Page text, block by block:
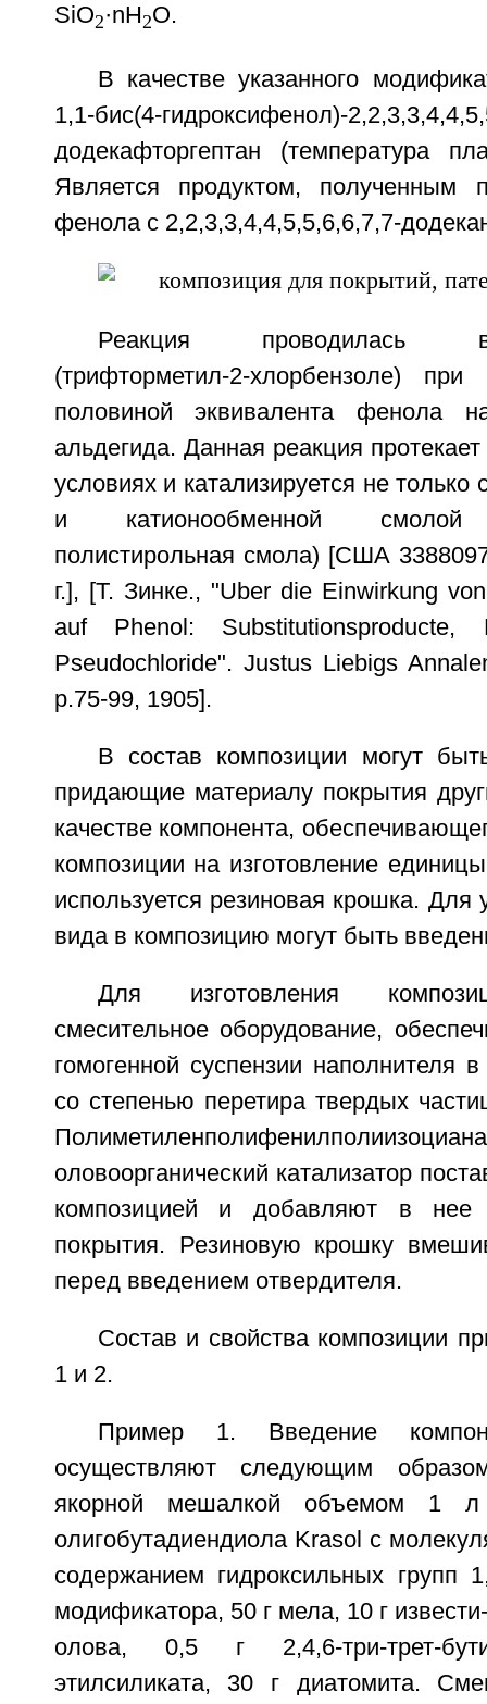
SiO2·nH2O.
В качестве указанного
1,1-бис(4-гидроксифенол)-
додекафторгептан (температура
Является продуктом, полученным
фенола с 2,2,3,3,4,4,5,5,6,6,7,7-
Реакция проводилась
(трифторметил-2-хлорбензоле)
половиной эквивалента фенола
альдегида. Данная реакция
условиях и катализируется не только
и катионообменной смолой
полистирольная смола) [США
г.], [Т. Зинке., "Uber die Einwirkung
auf Phenol: Substitutionsproducte,
Pseudochloride". Justus Liebigs
p.75-99, 1905].
В состав композиции могут
придающие материалу покрытия
качестве компонента,
композиции на изготовление
используется резиновая крошка.
вида в композицию могут быть
Для изготовления
смесительное оборудование,
гомогенной суспензии наполнителя
со степенью перетира твердых
оловоорганический катализатор
композицией и добавляют в нее
покрытия. Резиновую крошку
перед введением отвердителя.
Состав и свойства композиции
1 и 2.
Пример 1. Введение
осуществляют следующим
якорной мешалкой объемом 1
олигобутадиендиола Krasol с
содержанием гидроксильных групп
модификатора, 50 г мела, 10 г
олова, 0,5 г 2,4,6-три-трет-
этилсиликата, 30 г диатомита.